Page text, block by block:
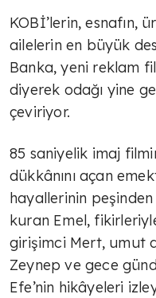
KOBİ’lerin, esnafın,
ailelerin en büyük
Banka, yeni reklam
diyerek odağı yine
çeviriyor.
85 saniyelik imaj
dükkânını açan
hayallerinin
kuran Emel,
girişimci Mert, umut
Zeynep ve gece
Efe’nin hikâyeleri